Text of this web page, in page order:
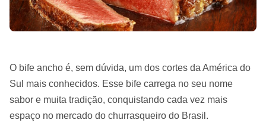
O bife ancho é, sem dúvida, um dos cortes da América do
Sul mais conhecidos. Esse bife carrega no seu nome
sabor e muita tradição, conquistando cada vez mais
espaço no mercado do churrasqueiro do Brasil.